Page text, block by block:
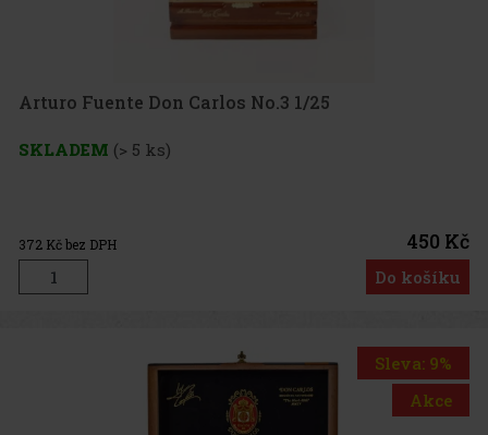
Arturo Fuente Don Carlos No.3 1/25
SKLADEM (> 5 ks)
372 Kč bez DPH 450 Kč
Do košíku
Sleva: 9%
Akce